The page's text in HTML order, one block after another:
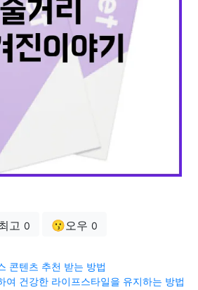
고 0 😗오우 0
콘텐츠 추천 받는 방법
여 건강한 라이프스타일을 유지하는 방법